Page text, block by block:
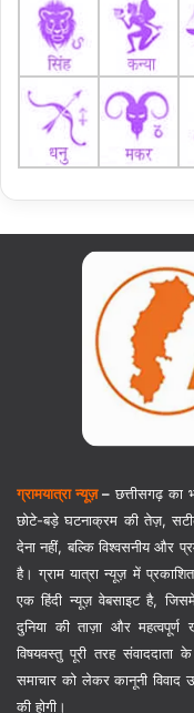
ग्रामयात्रा न्यूज़–छत्तीसगढ़ का
छोटे-बड़े घटनाक्रम की तेज़,
देना नहीं, बल्कि विश्वसनीय और
है। ग्राम यात्रा न्यूज़ में
एक हिंदी न्यूज़ वेबसाइट है,
दुनिया की ताज़ा और महत्वपूर्ण
विषयवस्तु पूरी तरह
समाचार को लेकर कानूनी विवाद
की होगी।